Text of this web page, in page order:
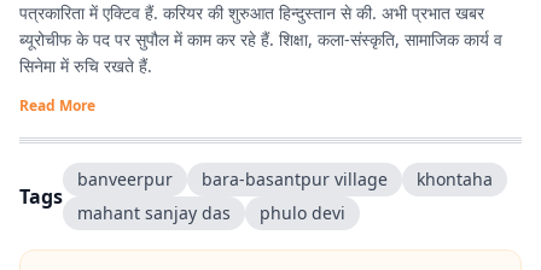
पत्रकारिता में एक्टिव हैं. करियर की शुरुआत हिन्दुस्तान से की. अभी प्रभात खबर
ब्यूरोचीफ के पद पर सुपौल में काम कर रहे हैं. शिक्षा, कला-संस्कृति, सामाजिक कार्य व
सिनेमा में रुचि रखते हैं.
Read More
Tags
banveerpur bara-basantpur village
khontaha
mahant sanjay das
phulo devi